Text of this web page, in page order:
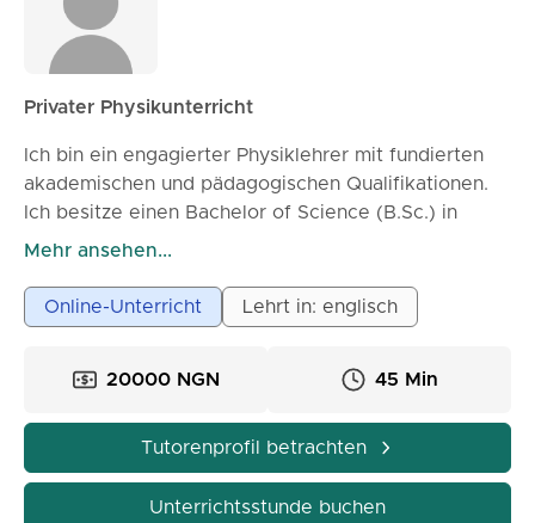
Privater Physikunterricht
Ich bin ein engagierter Physiklehrer mit fundierten
akademischen und pädagogischen Qualifikationen.
Ich besitze einen Bachelor of Science (B.Sc.) in
Physik sowie ein NCE in Informatik und Physik. Ich
solides Verständnis der grundlegenden
Physikkonzepte aufzubauen,
echtes Interesse an der Wissenschaft zu wecken. Ich
verschiedenen Lernstilen und akademischen
Bedürfnissen und bemühe mich stets, eine positive,
unterstützende Lernumgebung zu schaffen. Als
Mehr ansehen...
Online-Unterricht Lehrt in: englisch
20000 NGN 45 Min
Tutorenprofil betrachten
Unterrichtsstunde buchen